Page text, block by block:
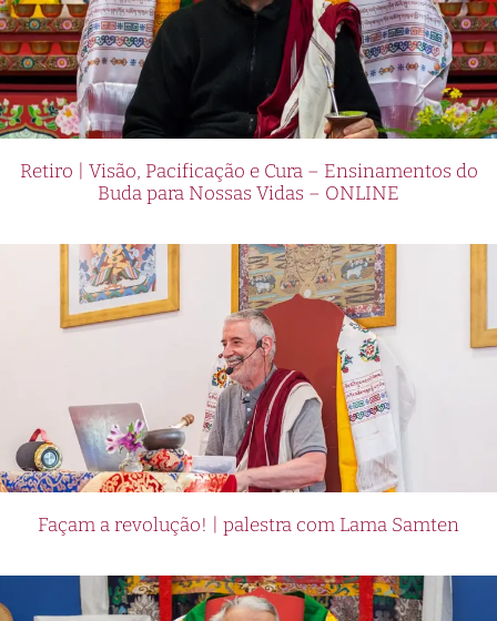
Retiro | Visão, Pacificação e Cura – Ensinamentos do
Buda para Nossas Vidas – ONLINE
Façam a revolução! | palestra com Lama Samten